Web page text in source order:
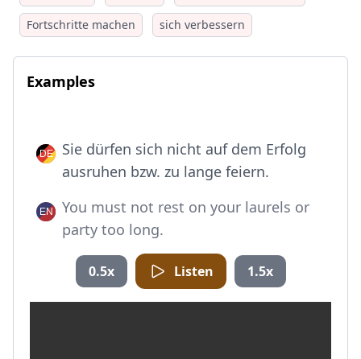
Fortschritte machen
sich verbessern
Examples
Sie dürfen sich nicht auf dem Erfolg
ausruhen bzw. zu lange feiern.
You must not rest on your laurels or
party too long.
0.5x Listen 1.5x